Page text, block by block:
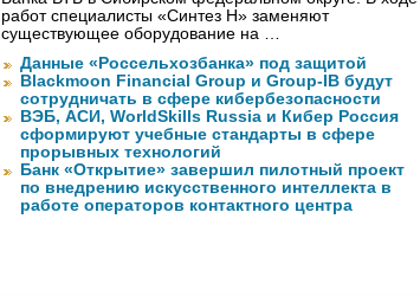
работ специалисты «Синтез Н» заменяют
существующее оборудование на …
Данные «Россельхозбанка» под защитой
Blackmoon Financial Group и Group-IB будут
сотрудничать в сфере кибербезопасности
ВЭБ, АСИ, WorldSkills Russia и Кибер Россия
сформируют учебные стандарты в сфере
прорывных технологий
Банк «Открытие» завершил пилотный проект
по внедрению искусственного интеллекта в
работе операторов контактного центра